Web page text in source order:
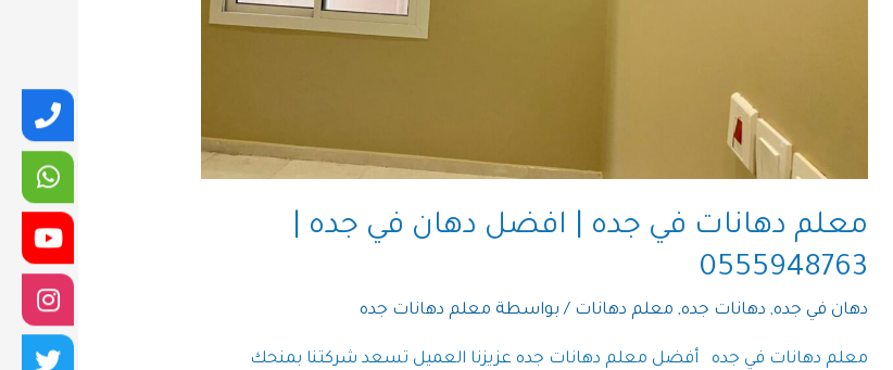
معلم دهانات في جده | افضل دهان في جده |
0555948763
دهان في جده, دهانات جده, معلم دهانات / بواسطة معلم دهانات جده
معلم دهانات في جده أفضل معلم دهانات جده عزيزنا العميل تسعد شركتنا بمنحك